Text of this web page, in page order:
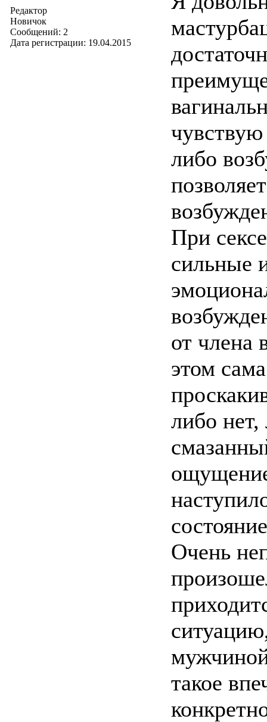
Редактор
Новичок
Сообщений: 2
Дата регистрации: 19.04.2015
чувствую
либо
При
сильные
от члена
этом
либо
Очень
такое